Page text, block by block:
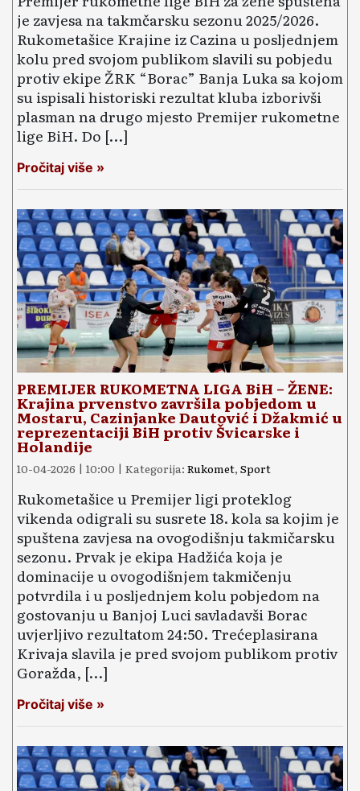
je zavjesa na takmčarsku sezonu 2025/2026.
Rukometašice Krajine iz Cazina u posljednjem
kolu pred svojom publikom slavili su pobjedu
protiv ekipe ŽRK “Borac” Banja Luka sa kojom
su ispisali historiski rezultat kluba izborivši
plasman na drugo mjesto Premijer rukometne
lige BiH. Do […]
Pročitaj više »
PREMIJER RUKOMETNA LIGA BiH – ŽENE:
Krajina prvenstvo završila pobjedom u
Mostaru, Cazinjanke Dautović i Džakmić u
reprezentaciji BiH protiv Švicarske i
Holandije
10-04-2026 | 10:00 | Kategorija: Rukomet, Sport
Rukometašice u Premijer ligi proteklog
vikenda odigrali su susrete 18. kola sa kojim je
spuštena zavjesa na ovogodišnju takmičarsku
sezonu. Prvak je ekipa Hadžića koja je
dominacije u ovogodišnjem takmičenju
potvrdila i u posljednjem kolu pobjedom na
gostovanju u Banjoj Luci savladavši Borac
uvjerljivo rezultatom 24:50. Trećeplasirana
Krivaja slavila je pred svojom publikom protiv
Goražda, […]
Pročitaj više »